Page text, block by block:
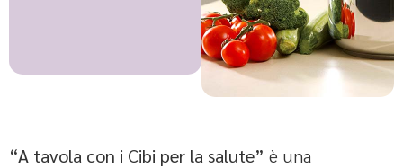
“A tavola con i Cibi per la salute” è una